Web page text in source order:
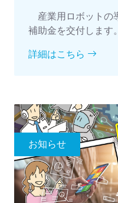
産業用ロボットの
補助金を交付します
詳細はこちら
お知らせ